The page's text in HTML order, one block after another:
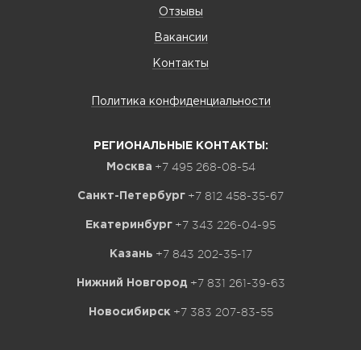
Отзывы
Вакансии
Контакты
Политика конфиденциальности
РЕГИОНАЛЬНЫЕ КОНТАКТЫ:
Москва +7 495 268-08-54
Санкт-Петербург +7 812 458-35-67
Екатеринбург +7 343 226-04-95
Казань +7 843 202-35-17
Нижний Новгород +7 831 261-39-63
Новосибирск +7 383 207-83-55